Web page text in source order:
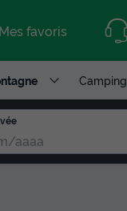
Mes favoris
Camping